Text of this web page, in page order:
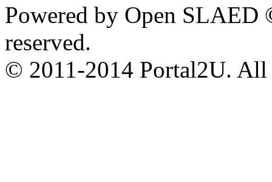
Powered by Open
reserved.
© 2011-2014 Portal2U. All